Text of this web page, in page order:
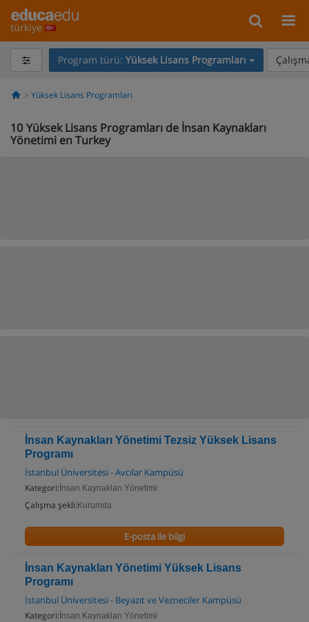
türkiye
Program türü: Yüksek Lisans Programları
Yüksek Lisans Programları
10 Yüksek Lisans Programları de İnsan Kaynakları
Yönetimi en Turkey
İnsan Kaynakları Yönetimi Tezsiz Yüksek Lisans
Programı
İstanbul Üniversitesi - Avcılar Kampüsü
Kategori: İnsan Kaynakları Yönetimi
Çalışma şekli: Kurumda
E-posta ile bilgi
İnsan Kaynakları Yönetimi Yüksek Lisans
Programı
İstanbul Üniversitesi - Beyazıt ve Vezneciler Kampüsü
Kategori: İnsan Kaynakları Yönetimi